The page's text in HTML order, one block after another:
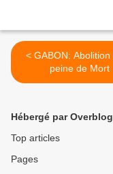
< GABON: Abolition de la
peine de Mort
Hébergé par Overblog
Top articles
Pages